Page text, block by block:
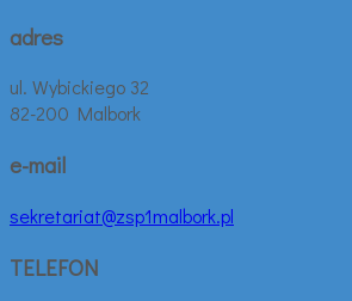
adres
ul. Wybickiego 32
82-200 Malbork
e-mail
sekretariat@zsp1malbork.pl
TELEFON